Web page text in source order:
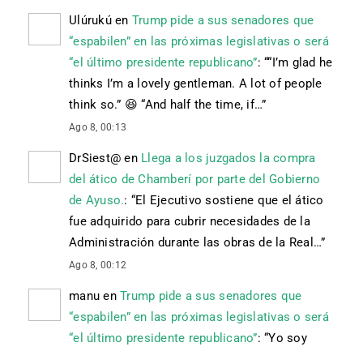
Ulúrukúen Trump pide a sus senadores que
“espabilen” en las próximas legislativas o será
“el último presidente republicano”: ““I’m glad he
thinks I’m a lovely gentleman. A lot of people
think so.” 😆 “And half the time, if…”
Ago 8, 00:13
DrSiest@ en Llega a los juzgados la compra
del ático de Chamberí por parte del Gobierno
de Ayuso.: “El Ejecutivo sostiene que el ático
fue adquirido para cubrir necesidades de la
Administración durante las obras de la Real…”
Ago 8, 00:12
manu en Trump pide a sus senadores que
“espabilen” en las próximas legislativas o será
“el último presidente republicano”: “Yo soy